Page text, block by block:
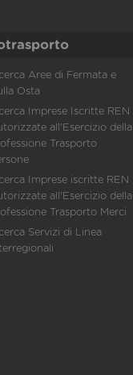
Aree di Fermata e
Osta
Imprese Iscritte REN
all'Esercizio della
Trasporto
Imprese iscritte REN
all'Esercizio della
Trasporto Merci
Servizi di Linea